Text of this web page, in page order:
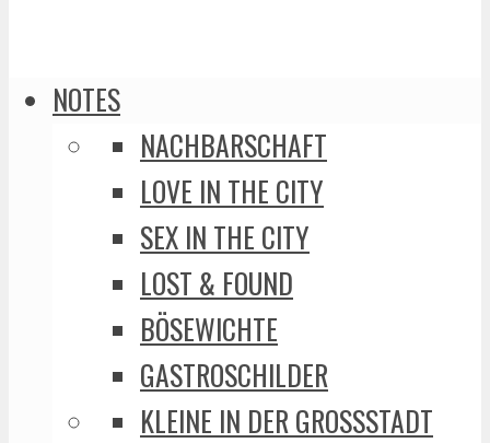
NOTES
NACHBARSCHAFT
LOVE IN THE CITY
SEX IN THE CITY
LOST & FOUND
BÖSEWICHTE
GASTROSCHILDER
KLEINE IN DER GROSSSTADT